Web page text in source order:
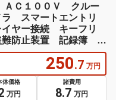
Ｃ１００Ｖ クルー
スマートエントリ
ヤー接続 キーフリ
防止装置 記録簿 Ｅ
250.7 万円
体価格
万円
諸費用
8.7 万円